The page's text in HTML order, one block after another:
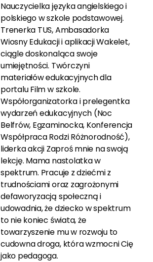
Nauczycielka języka angielskiego i
polskiego w szkole podstawowej.
Trenerka TUS, Ambasadorka
Wiosny Edukacji i aplikacji Wakelet,
ciągle doskonaląca swoje
umiejętności. Twórczyni
materiałów edukacyjnych dla
portalu Film w szkole.
Współorganizatorka i prelegentka
wydarzeń edukacyjnych (Noc
Belfrów, Egzaminocka, Konferencja
Współpraca Rodzi Różnorodność),
liderka akcji Zaproś mnie na swoją
lekcję. Mama nastolatka w
spektrum. Pracuje z dziećmi z
trudnościami oraz zagrożonymi
defaworyzacją społeczną i
udowadnia, że dziecko w spektrum
to nie koniec świata, że
towarzyszenie mu w rozwoju to
cudowna droga, która wzmocni Cię
jako pedagoga.